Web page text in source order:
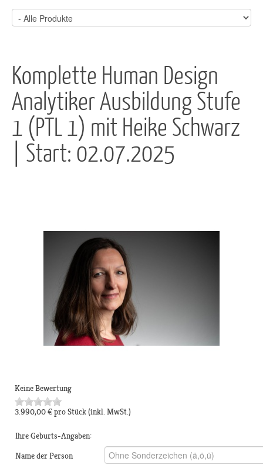
Komplette Human Design
Analytiker Ausbildung Stufe
1 (PTL 1) mit Heike Schwarz
| Start: 02.07.2025
Keine Bewertung
3.990,00 €pro Stück(inkl. MwSt.)
Ihre Geburts-Angaben:
Name der Person